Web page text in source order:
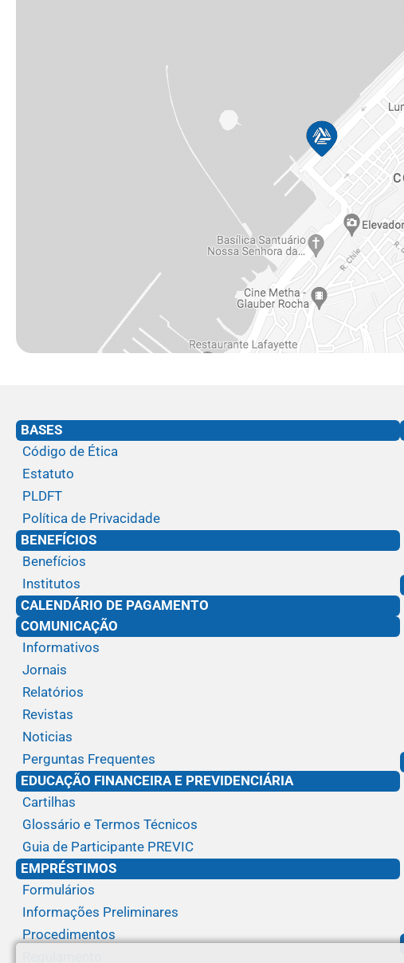
BASES
Código de Ética
Estatuto
PLDFT
Política de Privacidade
BENEFÍCIOS
Benefícios
Institutos
CALENDÁRIO DE PAGAMENTO
COMUNICAÇÃO
Informativos
Jornais
Relatórios
Revistas
Noticias
Perguntas Frequentes
EDUCAÇÃO FINANCEIRA E PREVIDENCIÁRIA
Cartilhas
Glossário e Termos Técnicos
Guia de Participante PREVIC
EMPRÉSTIMOS
Formulários
Informações Preliminares
Procedimentos